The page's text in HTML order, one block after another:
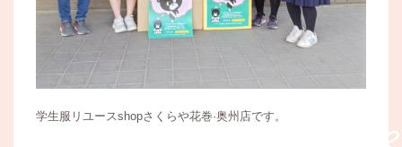
学生服リユースshopさくらや花巻·奥州店です。